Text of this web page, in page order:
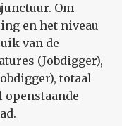
Om
en het niveau
van de
(Jobdigger),
totaal
openstaande